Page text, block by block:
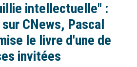
intellectuelle" :
CNews, Pascal
le livre d'une de
invitées